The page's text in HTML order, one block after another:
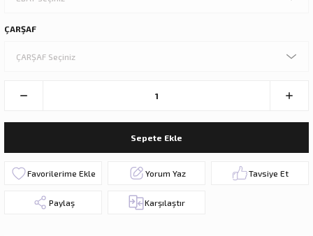
ÇARŞAF
Sepete Ekle
Yorum Yaz Tavsiye Et
Paylaş Karşılaştır